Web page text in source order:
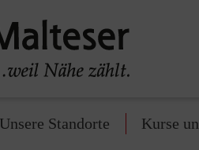
Unsere Standorte Kurse